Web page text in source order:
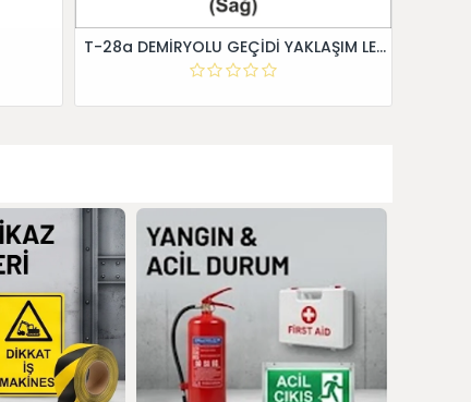
T-28a DEMİRYOLU GEÇİDİ YAKLAŞIM LEVHALARI (Sağ)